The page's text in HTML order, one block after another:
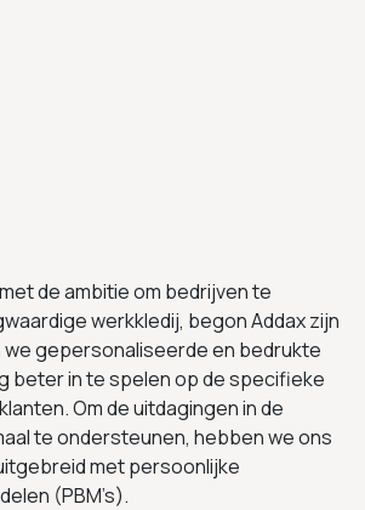
de ambitie om bedrijven te
werkkledij, begon Addax zijn
we gepersonaliseerde en bedrukte
beter in te spelen op de specifieke
Om de uitdagingen in de
te ondersteunen, hebben we ons
met persoonlijke
(PBM’s).